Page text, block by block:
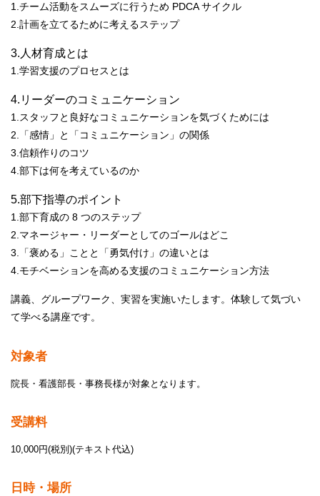
1.チーム活動をスムーズに行うため PDCA サイクル
2.計画を立てるために考えるステップ
3.人材育成とは
1.学習支援のプロセスとは
4.リーダーのコミュニケーション
1.スタッフと良好なコミュニケーションを気づくためには
2.「感情」と「コミュニケーション」の関係
3.信頼作りのコツ
4.部下は何を考えているのか
5.部下指導のポイント
1.部下育成の 8 つのステップ
2.マネージャー・リーダーとしてのゴールはどこ
3.「褒める」ことと「勇気付け」の違いとは
4.モチベーションを高める支援のコミュニケーション方法
講義、グループワーク、実習を実施いたします。体験して気づい
て学べる講座です。
対象者
院長・看護部長・事務長様が対象となります。
受講料
10,000円(税別)(テキスト代込)
日時・場所